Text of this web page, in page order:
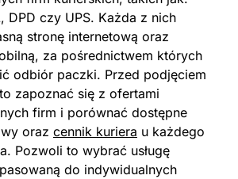
DPD czy UPS. Każda z nich
stronę internetową oraz
za pośrednictwem których
odbiór paczki. Przed podjęciem
zapoznać się z ofertami
firm i porównać dostępne
oraz cennik kuriera u każdego
Pozwoli to wybrać usługę
do indywidualnych